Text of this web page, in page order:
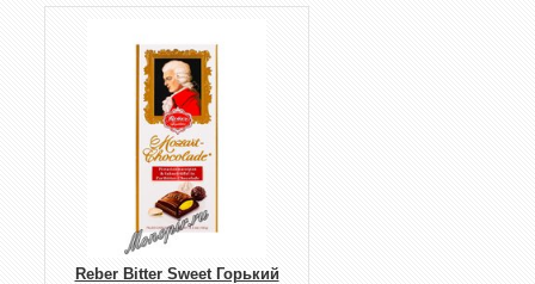
Reber Bitter Sweet Горький